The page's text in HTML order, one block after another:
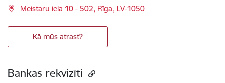
Meistaru iela 10 - 502, Rīga, LV-1050
Kā mūs atrast?
Bankas rekvizīti